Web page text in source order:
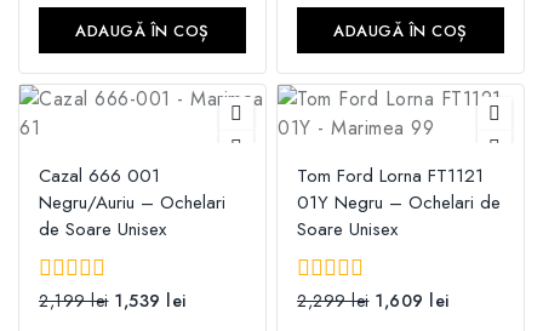
5
ADAUGĂ ÎN COȘ
5
ADAUGĂ ÎN COȘ
Cazal 666 001
Negru/Auriu – Ochelari
de Soare Unisex
0
2,199lei 1,539 lei
Tom Ford Lorna FT1121
01Y Negru – Ochelari de
Soare Unisex
0
2,299lei 1,609 lei